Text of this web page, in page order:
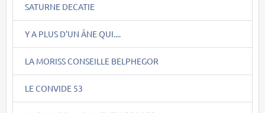
SATURNE DECATIE
Y A PLUS D'UN ÂNE QUI....
LA MORISS CONSEILLE BELPHEGOR
LE CONVIDE 53